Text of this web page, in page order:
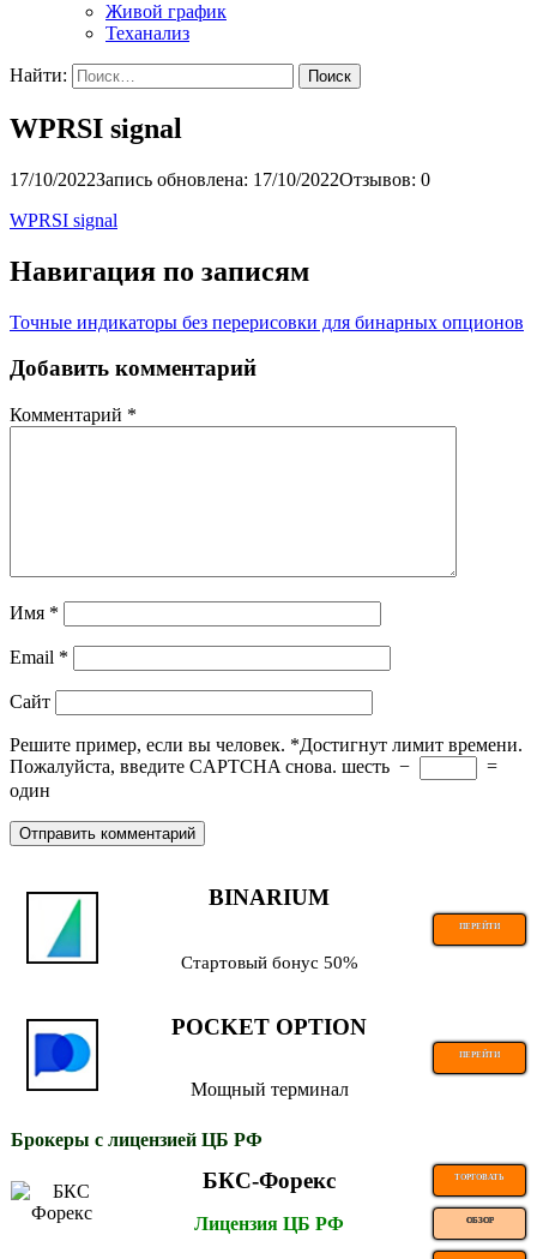
Живой график
Теханализ
Найти:
WPRSI signal
17/10/2022Запись обновлена: 17/10/2022Отзывов: 0
WPRSI signal
Навигация по записям
Точные индикаторы без перерисовки для бинарных опционов
Добавить комментарий
Комментарий *
Имя *
Email *
Сайт
Решите пример, если вы человек. *Достигнут лимит времени.
Пожалуйста, введите CAPTCHA снова. шесть −
=
один
BINARIUM
ПЕРЕЙТИ
Стартовый бонус 50%
POCKET OPTION
ПЕРЕЙТИ
Мощный терминал
Брокеры с лицензией ЦБ РФ
БКС-Форекс ТОРГОВАТЬ
Лицензия ЦБ РФ ОБЗОР